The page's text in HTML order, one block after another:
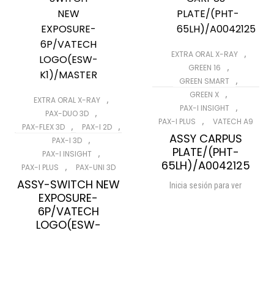
EXTRA ORAL X-RAY ,
PAX-DUO 3D ,
PAX-FLEX 3D , PAX-I 2D ,
PAX-I 3D ,
PAX-I INSIGHT ,
PAX-I PLUS , PAX-UNI 3D
ASSY-SWITCH NEW
EXPOSURE-
6P/VATECH
LOGO(ESW-
EXTRA ORAL X-RAY ,
GREEN 16 ,
GREEN SMART ,
GREEN X ,
PAX-I INSIGHT ,
PAX-I PLUS , VATECH A9
ASSY CARPUS
PLATE/(PHT-
65LH)/A0042125
Inicia sesión para ver